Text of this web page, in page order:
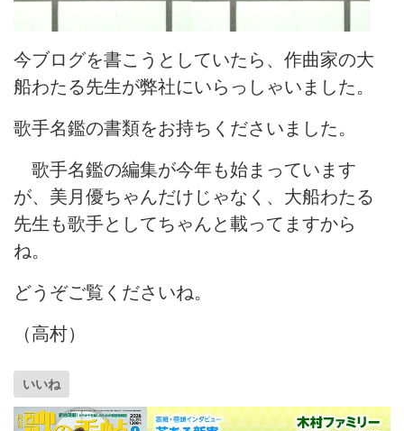
今ブログを書こうとしていたら、作曲家の大
船わたる先生が弊社にいらっしゃいました。
歌手名鑑の書類をお持ちくださいました。
歌手名鑑の編集が今年も始まっています
が、美月優ちゃんだけじゃなく、大船わたる
先生も歌手としてちゃんと載ってますから
ね。
どうぞご覧くださいね。
（高村）
いいね